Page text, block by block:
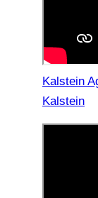
Kalstein
Kalstein